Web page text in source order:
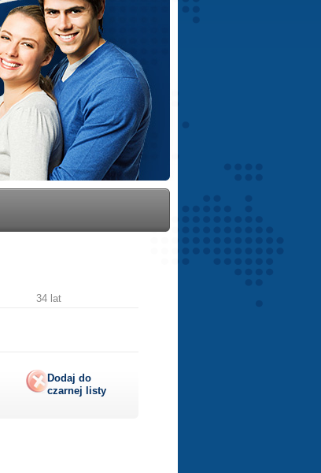
34 lat
Dodaj do
czarnej listy